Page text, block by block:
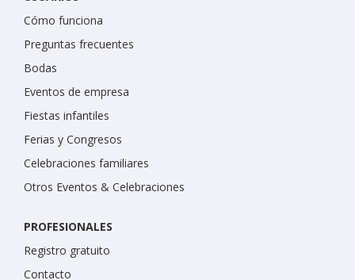
Cómo funciona
Preguntas frecuentes
Bodas
Eventos de empresa
Fiestas infantiles
Ferias y Congresos
Celebraciones familiares
Otros Eventos & Celebraciones
PROFESIONALES
Registro gratuito
Contacto